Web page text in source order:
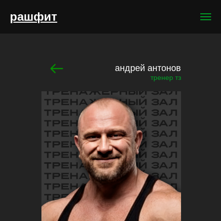
рашфит
тренер тз
андрей антонов